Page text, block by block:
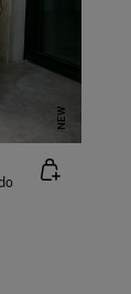
NEW